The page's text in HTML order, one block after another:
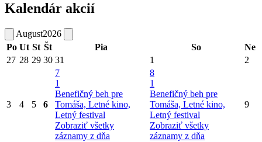
Kalendár akcií
August2026
Po Ut St Št Pia So
Ne
27 28 29 30 31 1 2
3 4 5 6
7
1
Benefičný beh pre
Tomáša, Letné kino,
Letný festival
Zobraziť všetky
záznamy z dňa
8
1
Benefičný beh pre
Tomáša, Letné kino,
Letný festival
Zobraziť všetky
záznamy z dňa
9